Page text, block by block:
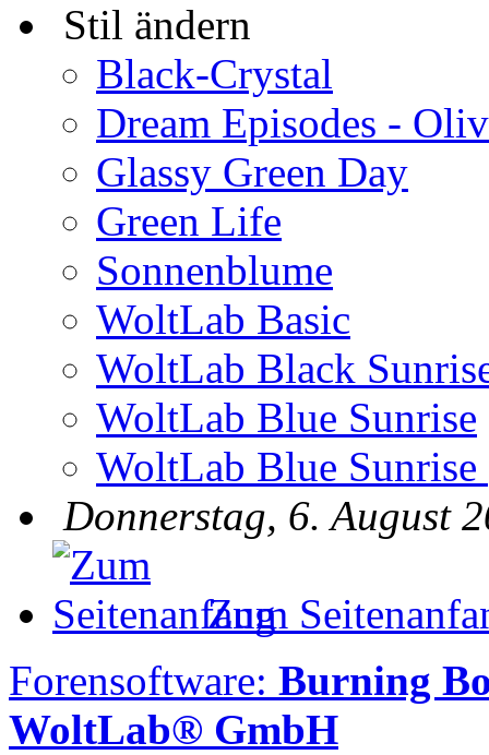
Stil ändern
Black-Crystal
Dream Episodes -
Glassy Green Day
Green Life
Sonnenblume
WoltLab Basic
WoltLab Black
WoltLab Blue Sunrise
WoltLab Blue
Donnerstag, 6. August
Zum
Forensoftware: Burning
WoltLab® GmbH